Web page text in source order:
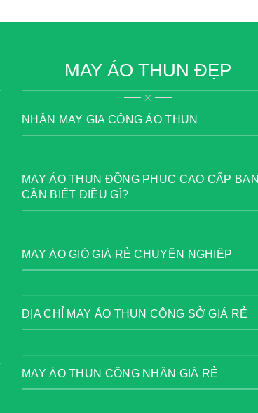
MAY ÁO THUN ĐẸP
NHẬN MAY GIA CÔNG ÁO THUN
MAY ÁO THUN ĐỒNG PHỤC CAO CẤP BẠN
CẦN BIẾT ĐIỀU GÌ?
MAY ÁO GIÓ GIÁ RẺ CHUYÊN NGHIỆP
ĐỊA CHỈ MAY ÁO THUN CÔNG SỞ GIÁ RẺ
MAY ÁO THUN CÔNG NHÂN GIÁ RẺ